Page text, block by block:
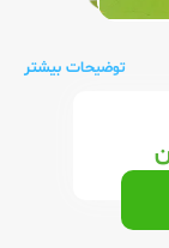
توضیحات بیشتر